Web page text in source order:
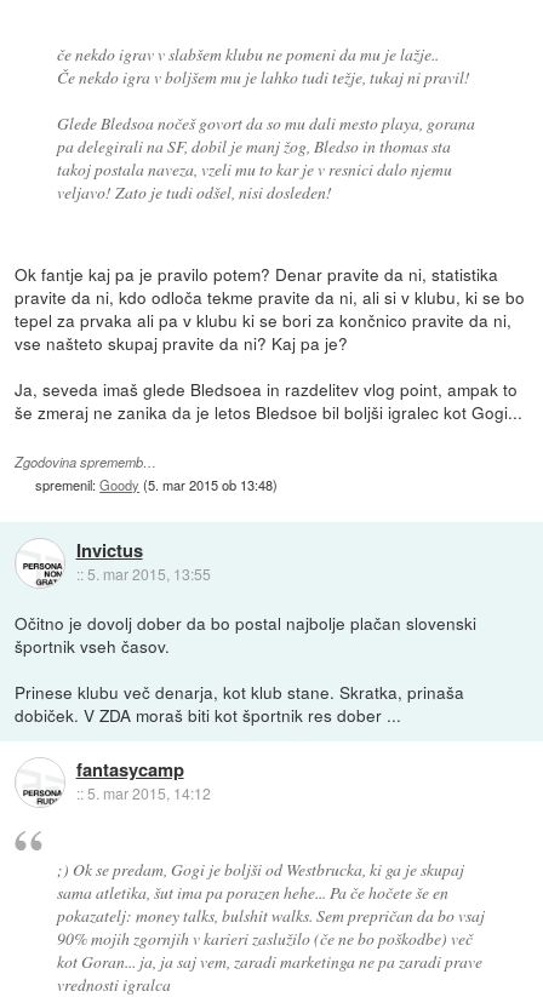
če nekdo igrav v slabšem klubu ne pomeni da mu je lažje..
Če nekdo igra v boljšem mu je lahko tudi težje, tukaj ni pravil!
Glede Bledsoa nočeš govort da so mu dali mesto playa, gorana
pa delegirali na SF, dobil je manj žog, Bledso in thomas sta
takoj postala naveza, vzeli mu to kar je v resnici dalo njemu
veljavo! Zato je tudi odšel, nisi dosleden!
Ok fantje kaj pa je pravilo potem? Denar pravite da ni, statistika
pravite da ni, kdo odloča tekme pravite da ni, ali si v klubu, ki se bo
tepel za prvaka ali pa v klubu ki se bori za končnico pravite da ni,
vse našteto skupaj pravite da ni? Kaj pa je?
Ja, seveda imaš glede Bledsoea in razdelitev vlog point, ampak to
še zmeraj ne zanika da je letos Bledsoe bil boljši igralec kot Gogi...
Zgodovina sprememb…
spremenil:Goody (5. mar 2015 ob 13:48)
Invictus
:: 5. mar 2015, 13:55
Očitno je dovolj dober da bo postal najbolje plačan slovenski
športnik vseh časov.
Prinese klubu več denarja, kot klub stane. Skratka, prinaša
dobiček. V ZDA moraš biti kot športnik res dober ...
fantasycamp
::5. mar 2015, 14:12
;) Ok se predam, Gogi je boljši od Westbrucka, ki ga je skupaj
sama atletika, šut ima pa porazen hehe... Pa če hočete še en
pokazatelj: money talks, bulshit walks. Sem prepričan da bo vsaj
90% mojih zgornjih v karieri zaslužilo (če ne bo poškodbe) več
kot Goran... ja, ja saj vem, zaradi marketinga ne pa zaradi prave
vrednosti igralca